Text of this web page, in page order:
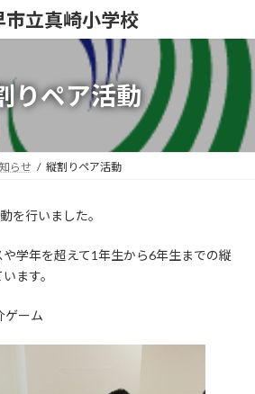
市立真崎小学校
りペア活動
らせ 縦割りペア活動
を行いました。
学年を超えて1年生から6年生までの縦
ます。
ゲーム